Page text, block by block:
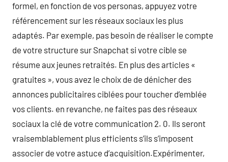
formel, en fonction de vos personas, appuyez votre
référencement sur les réseaux sociaux les plus
adaptés. Par exemple, pas besoin de réaliser le compte
de votre structure sur Snapchat si votre cible se
résume aux jeunes retraités. En plus des articles «
gratuites », vous avez le choix de de dénicher des
annonces publicitaires ciblées pour toucher d’emblée
vos clients. en revanche, ne faites pas des réseaux
sociaux la clé de votre communication 2. 0. Ils seront
vraisemblablement plus efficients s’ils s’imposent
associer de votre astuce d’acquisition.Expérimenter,